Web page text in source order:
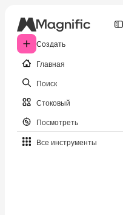
Создать
Главная
Поиск
Стоковый
Посмотреть
Все инструменты